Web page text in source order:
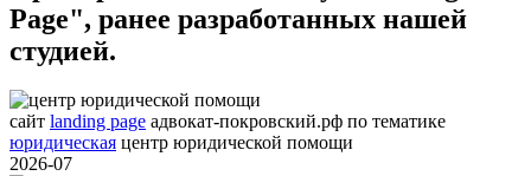
Page", ранее разработанных нашей
студией.
сайт landing page адвокат-покровский.рф по тематике
юридическая центр юридической помощи
2026-07